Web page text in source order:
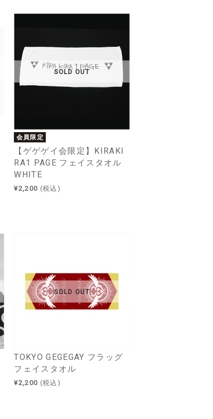
SOLD OUT
会員限定
【ゲゲゲイ会限定】KIRAKI
RA1 PAGE フェイスタオル
WHITE
¥2,200 (税込)
SOLD OUT
TOKYO GEGEGAY フラッグ
フェイスタオル
¥2,200 (税込)